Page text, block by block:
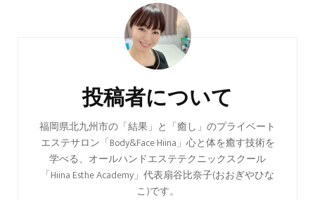
投稿者について
福岡県北九州市の「結果」と「癒し」のプライベート
エステサロン「Body&Face Hiina」心と体を癒す技術を
学べる、オールハンドエステテクニックスクール
「Hiina Esthe Academy」代表扇谷比奈子(おおぎやひな
こ)です。